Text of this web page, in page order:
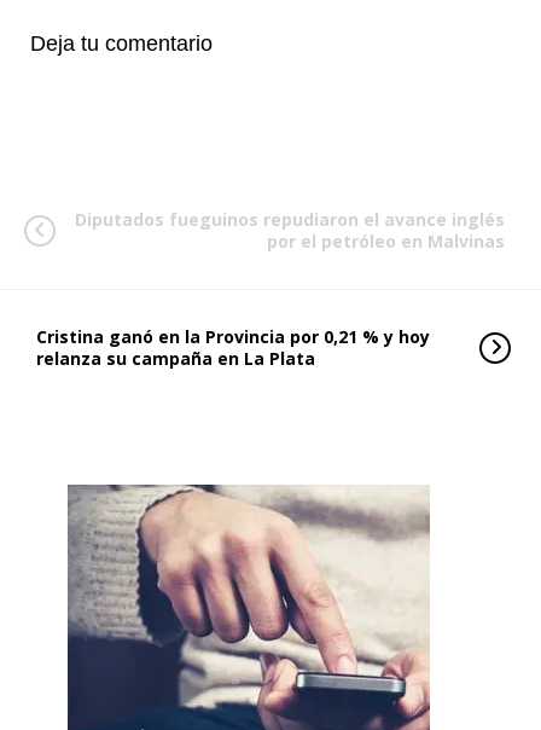
Deja tu comentario
Diputados fueguinos repudiaron el avance inglés
por el petróleo en Malvinas
Cristina ganó en la Provincia por 0,21 % y hoy
relanza su campaña en La Plata